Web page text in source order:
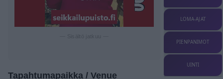
Tapahtumapaikka / Venue
LOMA-AJAT
PIENPANIMOT
UINTI